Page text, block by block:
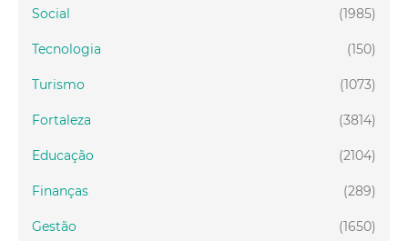
(1985)
Social
(150)
Tecnologia
(1073)
Turismo
(3814)
Fortaleza
(2104)
Educação
(289)
Finanças
(1650)
Gestão